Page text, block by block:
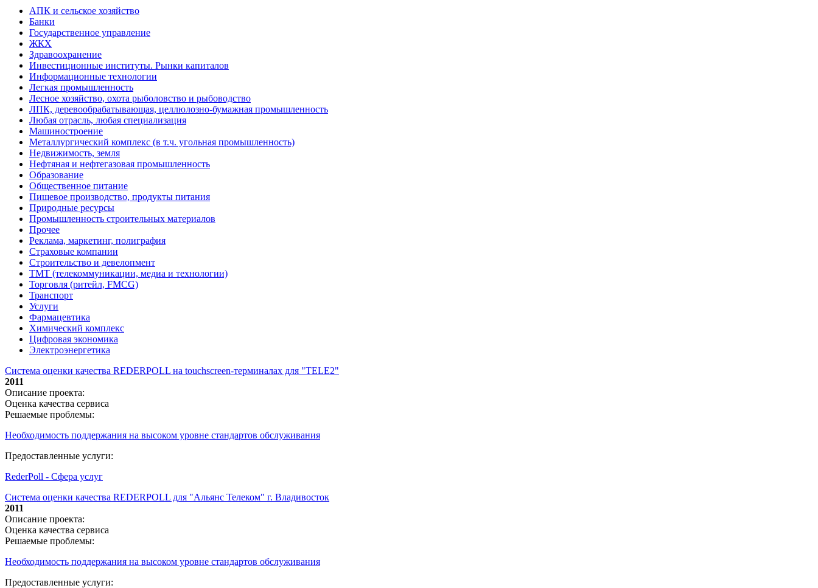
АПК и сельское хозяйство
Банки
Государственное управление
ЖКХ
Здравоохранение
Инвестиционные институты. Рынки капиталов
Информационные технологии
Легкая промышленность
Лесное хозяйство, охота рыболовство и рыбоводство
ЛПК, деревообрабатывающая, целлюлозно-бумажная промышленность
Любая отрасль, любая специализация
Машиностроение
Металлургический комплекс (в т.ч. угольная промышленность)
Недвижимость, земля
Нефтяная и нефтегазовая промышленность
Образование
Общественное питание
Пищевое производство, продукты питания
Природные ресурсы
Промышленность строительных материалов
Прочее
Реклама, маркетинг, полиграфия
Страховые компании
Строительство и девелопмент
ТМТ (телекоммуникации, медиа и технологии)
Торговля (ритейл, FMCG)
Транспорт
Услуги
Фармацевтика
Химический комплекс
Цифровая экономика
Электроэнергетика
Система оценки качества REDERPOLL на touchscreen-терминалах для "TELE2"
2011
Описание проекта:
Оценка качества сервиса
Решаемые проблемы:
Необходимость поддержания на высоком уровне стандартов обслуживания
Предоставленные услуги:
RederPoll - Сфера услуг
Система оценки качества REDERPOLL для "Альянс Телеком" г. Владивосток
2011
Описание проекта:
Оценка качества сервиса
Решаемые проблемы:
Необходимость поддержания на высоком уровне стандартов обслуживания
Предоставленные услуги: